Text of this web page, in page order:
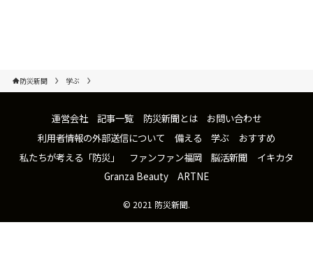
防災新聞 学ぶ
運営会社 記事一覧 防災新聞とは
お問い合わせ
利用者情報の外部送信について
備える 学ぶ
おすすめ
私たちが考える「防災」
ファンファン福岡 脳活新聞
イキカタ
Granza Beauty
ARTNE
© 2021 防災新聞.